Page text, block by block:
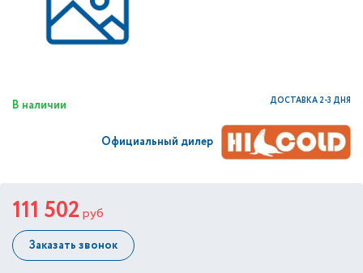
В наличии ДОСТАВКА 2-3 ДНЯ
Официальный дилер
111 502 руб
Заказать звонок